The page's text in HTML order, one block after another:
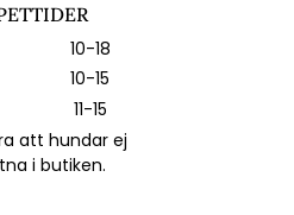
10-18
10-15
11-15
att hundar ej
i butiken.